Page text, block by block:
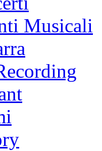
Musicali